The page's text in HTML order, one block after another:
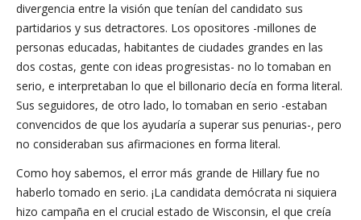
divergencia entre la visión que tenían del candidato sus
partidarios y sus detractores. Los opositores -millones de
personas educadas, habitantes de ciudades grandes en las
dos costas, gente con ideas progresistas- no lo tomaban en
serio, e interpretaban lo que el billonario decía en forma literal.
Sus seguidores, de otro lado, lo tomaban en serio -estaban
convencidos de que los ayudaría a superar sus penurias-, pero
no consideraban sus afirmaciones en forma literal.
Como hoy sabemos, el error más grande de Hillary fue no
haberlo tomado en serio. ¡La candidata demócrata ni siquiera
hizo campaña en el crucial estado de Wisconsin, el que creía